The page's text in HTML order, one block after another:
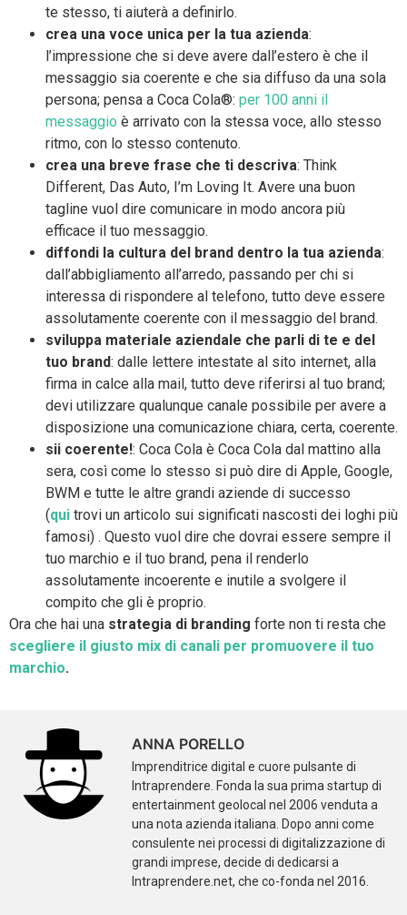
te stesso, ti aiuterà a definirlo.
crea una voce unica per la tua azienda:
l’impressione che si deve avere dall’estero è che il
messaggio sia coerente e che sia diffuso da una sola
persona; pensa a Coca Cola®: per 100 anni il
messaggio è arrivato con la stessa voce, allo stesso
ritmo, con lo stesso contenuto.
crea una breve frase che ti descriva: Think
Different, Das Auto, I’m Loving It. Avere una buon
tagline vuol dire comunicare in modo ancora più
efficace il tuo messaggio.
diffondi la cultura del brand dentro la tua azienda:
dall’abbigliamento all’arredo, passando per chi si
interessa di rispondere al telefono, tutto deve essere
assolutamente coerente con il messaggio del brand.
sviluppa materiale aziendale che parli di te e del
tuo brand: dalle lettere intestate al sito internet, alla
firma in calce alla mail, tutto deve riferirsi al tuo brand;
devi utilizzare qualunque canale possibile per avere a
disposizione una comunicazione chiara, certa, coerente.
sii coerente!: Coca Cola è Coca Cola dal mattino alla
sera, così come lo stesso si può dire di Apple, Google,
BWM e tutte le altre grandi aziende di successo
(qui trovi un articolo sui significati nascosti dei loghi più
famosi) . Questo vuol dire che dovrai essere sempre il
tuo marchio e il tuo brand, pena il renderlo
assolutamente incoerente e inutile a svolgere il
compito che gli è proprio.
Ora che hai una strategia di branding forte non ti resta che
scegliere il giusto mix di canali per promuovere il tuo
marchio.
ANNA PORELLO
Imprenditrice digital e cuore pulsante di
Intraprendere. Fonda la sua prima startup di
entertainment geolocal nel 2006 venduta a
una nota azienda italiana. Dopo anni come
consulente nei processi di digitalizzazione di
grandi imprese, decide di dedicarsi a
Intraprendere.net, che co-fonda nel 2016.